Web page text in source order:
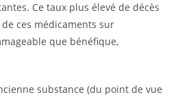
Ce taux plus élevé de décès
ces médicaments sur
que bénéfique,
substance (du point de vue